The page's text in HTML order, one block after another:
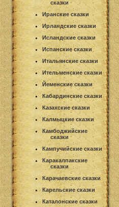
сказки
Иранские сказки
Ирландские сказки
Исландские сказки
Испанские сказки
Итальянские сказки
Ительменские сказки
Йеменские сказки
Кабардинские сказки
Казахские сказки
Калмыцкие сказки
Камбоджийские
сказки
Кампучийские сказки
Каракалпакские
сказки
Карачаевские сказки
Карельские сказки
Каталонские сказки